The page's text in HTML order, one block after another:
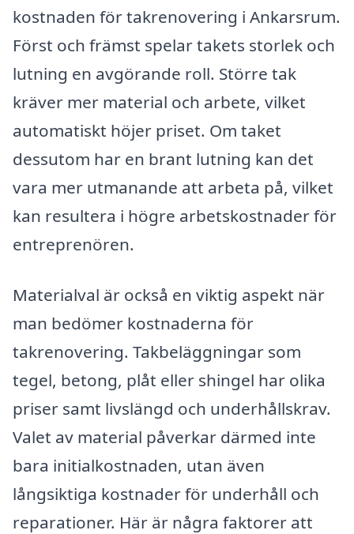
kostnaden för takrenovering i Ankarsrum.
Först och främst spelar takets storlek och
lutning en avgörande roll. Större tak
kräver mer material och arbete, vilket
automatiskt höjer priset. Om taket
dessutom har en brant lutning kan det
vara mer utmanande att arbeta på, vilket
kan resultera i högre arbetskostnader för
entreprenören.
Materialval är också en viktig aspekt när
man bedömer kostnaderna för
takrenovering. Takbeläggningar som
tegel, betong, plåt eller shingel har olika
priser samt livslängd och underhållskrav.
Valet av material påverkar därmed inte
bara initialkostnaden, utan även
långsiktiga kostnader för underhåll och
reparationer. Här är några faktorer att